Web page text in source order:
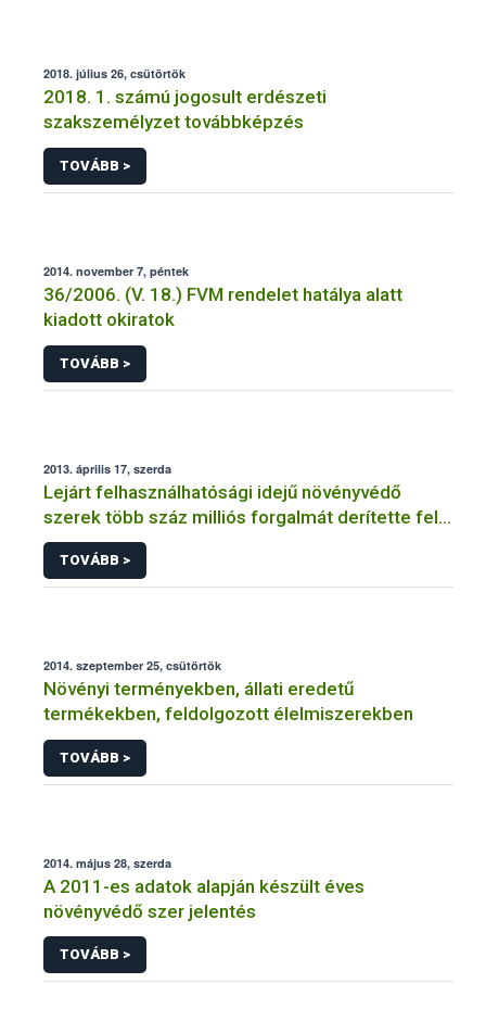
2018. július 26, csütörtök
2018. 1. számú jogosult erdészeti
szakszemélyzet továbbképzés
TOVÁBB >
2014. november 7, péntek
36/2006. (V. 18.) FVM rendelet hatálya alatt
kiadott okiratok
TOVÁBB >
2013. április 17, szerda
Lejárt felhasználhatósági idejű növényvédő
szerek több száz milliós forgalmát derítette fel a
NÉBIH
TOVÁBB >
2014. szeptember 25, csütörtök
Növényi terményekben, állati eredetű
termékekben, feldolgozott élelmiszerekben
TOVÁBB >
2014. május 28, szerda
A 2011-es adatok alapján készült éves
növényvédő szer jelentés
TOVÁBB >